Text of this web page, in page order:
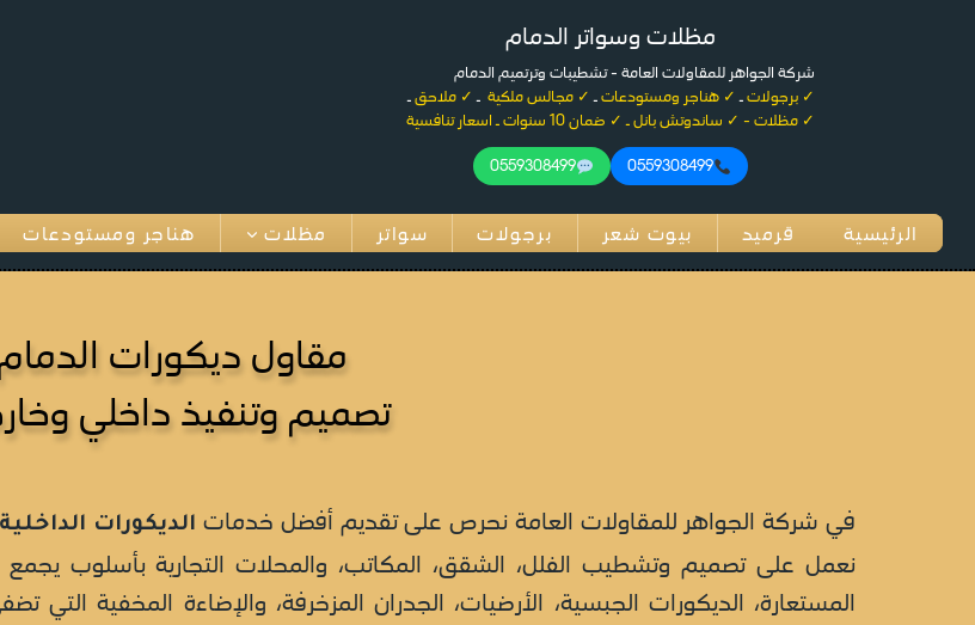
مظلات وسواتر الدمام
شركة الجواهر للمقاولات العامة - تشطيبات وترتميم الدمام
✓ برجولات ـ ✓ هناجر ومستودعات ـ ✓ مجالس ملكية ـ ✓ ملاحق ـ
✓ مظلات - ✓ ساندوتش بانل ـ ✓ ضمان 10 سنوات ـ اسعار تنافسية
0559308499
0559308499
الرئيسية قرميد بيوت شعر برجولات سواتر مظلات هناجر ومستودعات
مقاول ديكورات
تصميم وتنفيذ داخلي
في شركة الجواهر للمقاولات العامة نحرص على تقديم أفضل خدمات الديكورات
نعمل على تصميم وتشطيب الفلل، الشقق، المكاتب، والمحلات التجارية بأسلوب يجمع
المستعارة، الديكورات الجبسية، الأرضيات، الجدران المزخرفة، والإضاءة المخفية